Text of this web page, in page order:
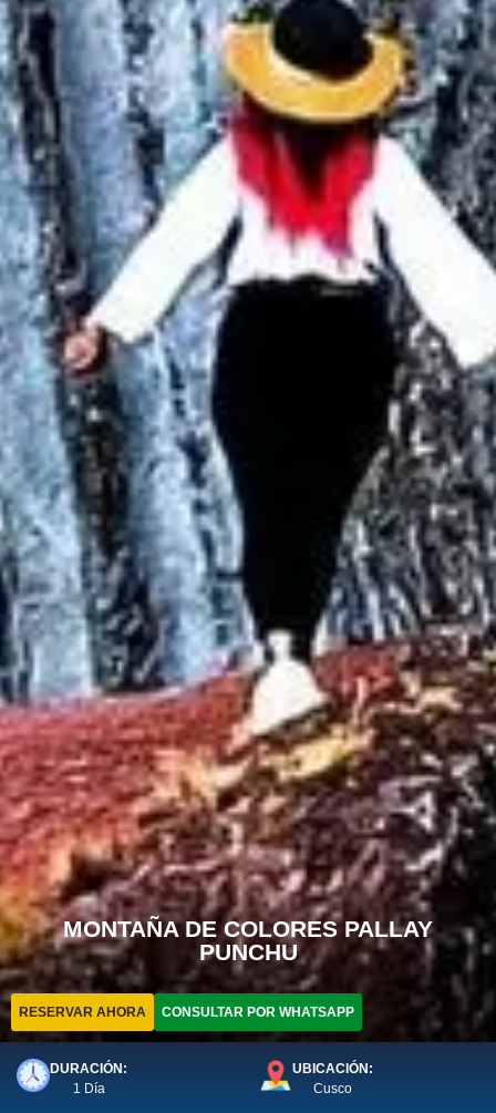
MONTAÑA DE COLORES PALLAY
PUNCHU
RESERVAR AHORA CONSULTAR POR WHATSAPP
DURACIÓN:
1 Día
UBICACIÓN:
Cusco